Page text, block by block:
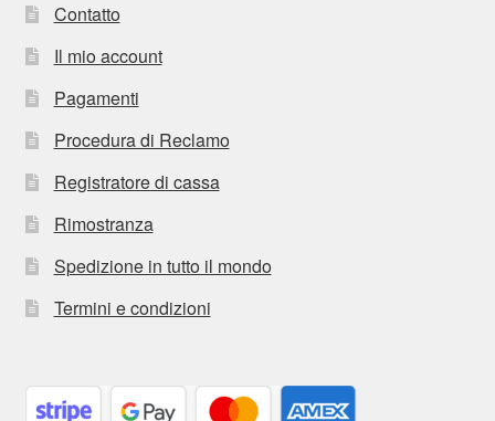
Contatto
Il mio account
Pagamenti
Procedura di Reclamo
Registratore di cassa
Rimostranza
Spedizione in tutto il mondo
Termini e condizioni